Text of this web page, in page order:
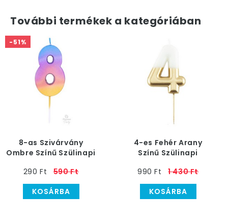
További termékek a kategóriában
-51%
8-as Szivárvány
Ombre Színű Szülinapi
290 Ft
590 Ft
KOSÁRBA
4-es Fehér Arany
Színű Szülinapi
990 Ft
1 430 Ft
KOSÁRBA